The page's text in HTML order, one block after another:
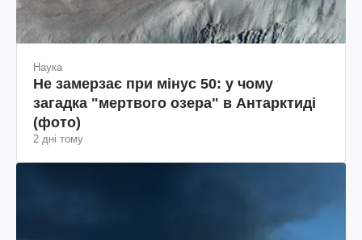
Наука
Не замерзає при мінус 50: у чому
загадка "мертвого озера" в Антарктиді
(фото)
2 дні тому